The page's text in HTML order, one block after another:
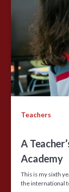
Teachers
A
Academy
This is my sixth
the international